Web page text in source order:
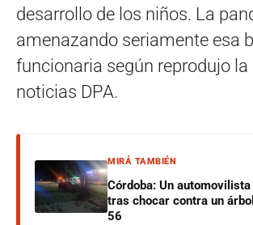
desarrollo de los niños. La
amenazando seriamente esa
funcionaria según reprodujo la
noticias DPA.
MIRÁ TAMBIÉN
Córdoba: Un
tras chocar contra un
56